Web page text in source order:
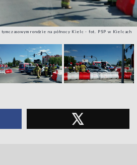
tymczasowym rondzie na północy Kielc - fot. PSP w Kielcach